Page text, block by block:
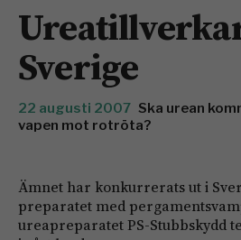
Sverige
22 augusti 2007 Ska urean
vapen mot rotröta?
Ämnet har konkurrerats ut i
preparatet med
ureapreparatet PS-Stubbskydd